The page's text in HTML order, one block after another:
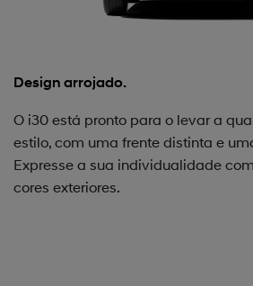
Design arrojado.
O i30 está pronto para o levar a
estilo, com uma frente distinta e
Expresse a sua individualidade
cores exteriores.